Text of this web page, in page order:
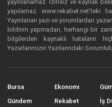
yayınlanamaz. İzinsiz ve kaynak
yapılamaz. www.rekabet.net’teki
Yayınlanan yazı ve yorumlardan
bildirim yapmadan, herhangi bir
bilgilerden kaynaklı hataların
Yazarlarımızın Yazılarındaki
Bursa
Gündem
Ekonomi
Rekabet
İş